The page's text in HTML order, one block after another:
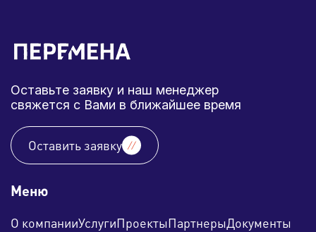
Оставьте заявку и наш менеджер
свяжется с Вами в ближайшее время
Оставить заявку
Меню
О компанииУслугиПроектыПартнерыДокументы